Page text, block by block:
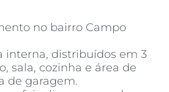
no bairro Campo
interna, distribuídos em 3
sala, cozinha e área de
de garagem.